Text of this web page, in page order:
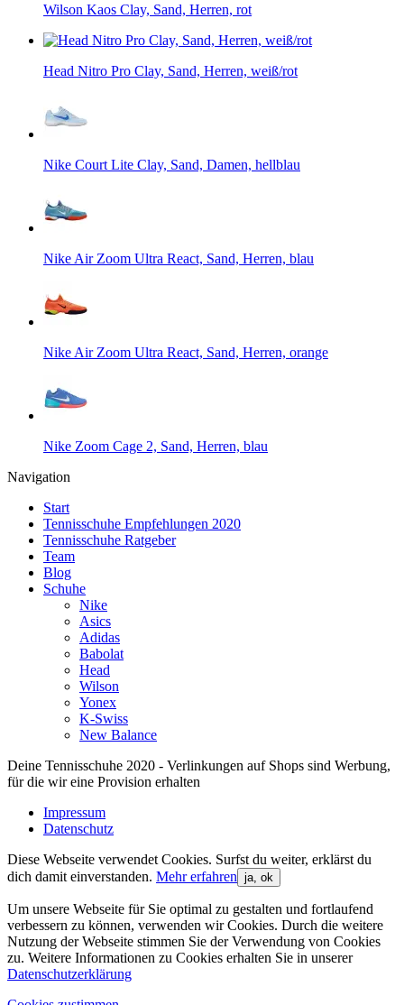
Wilson Kaos Clay, Sand, Herren, rot
Head Nitro Pro Clay, Sand, Herren, weiß/rot
Nike Court Lite Clay, Sand, Damen, hellblau
Nike Air Zoom Ultra React, Sand, Herren, blau
Nike Air Zoom Ultra React, Sand, Herren, orange
Nike Zoom Cage 2, Sand, Herren, blau
Navigation
Start
Tennisschuhe Empfehlungen 2020
Tennisschuhe Ratgeber
Team
Blog
Schuhe
Nike
Asics
Adidas
Babolat
Head
Wilson
Yonex
K-Swiss
New Balance
Deine Tennisschuhe 2020 - Verlinkungen auf Shops sind Werbung,
für die wir eine Provision erhalten
Impressum
Datenschutz
Diese Webseite verwendet Cookies. Surfst du weiter, erklärst du
dich damit einverstanden. Mehr erfahren ja, ok
Um unsere Webseite für Sie optimal zu gestalten und fortlaufend
verbessern zu können, verwenden wir Cookies. Durch die weitere
Nutzung der Webseite stimmen Sie der Verwendung von Cookies
zu. Weitere Informationen zu Cookies erhalten Sie in unserer
Datenschutzerklärung